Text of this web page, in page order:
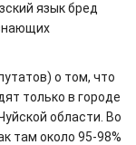
язык бред
о том, что
только в городе
области. Во
там около 95-98%